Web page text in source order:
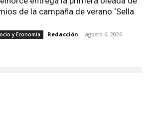
de la campaña de verano ‘Sella
y Economía Redacción - agosto 6, 2026